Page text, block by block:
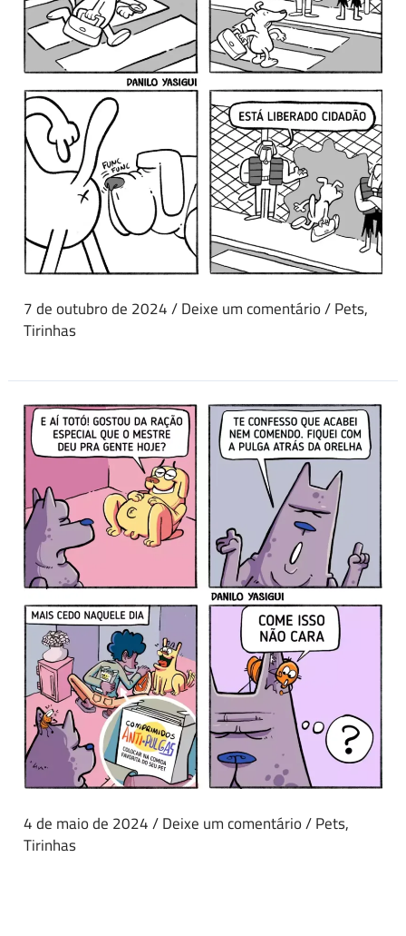
7 de outubro de 2024/Deixe um comentário/Pets,
Tirinhas
4 de maio de 2024/Deixe um comentário/Pets,
Tirinhas